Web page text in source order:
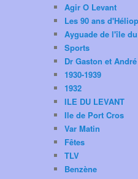
Agir O Levant
Les 90 ans
Ayguade de l'île
Sports
Dr Gaston et
1930-1939
1932
ILE DU LEVANT
Ile de Port Cros
Var Matin
Fêtes
TLV
Benzène